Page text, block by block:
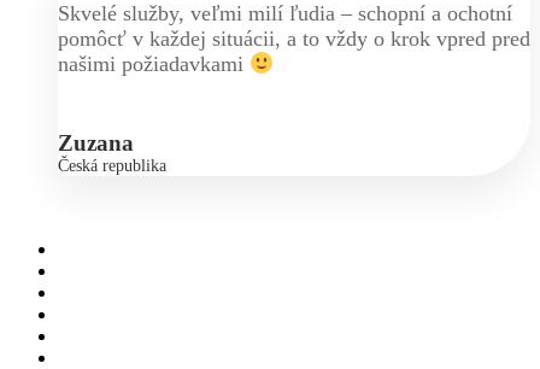
Skvelé služby, veľmi milí ľudia – schopní a ochotní
pomôcť v každej situácii, a to vždy o krok vpred pred
našimi požiadavkami
Zuzana
Česká republika